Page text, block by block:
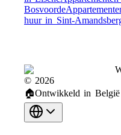
Bosvoorde
huur in Sint-
© 2026
🏠Ontwikkeld in België